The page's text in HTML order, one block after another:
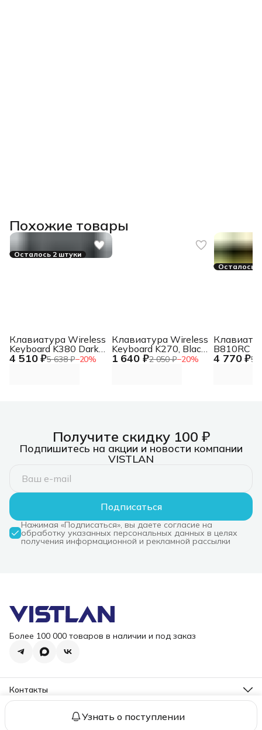
Узнать о поступлении
Похожие товары
Осталось 2 штуки
4 510 ₽5 638 ₽−20%
Клавиатура Wireless
Keyboard K380 Dark
Grey, Bluetooth,
1 640 ₽2 050 ₽−20%
Клавиатура Wireless
Keyboard K270, Black,
CN, Rus/Eng [920-
Осталось
4 770 ₽5
B810RC
Получите скидку 100 ₽
Подпишитесь на акции и новости компании
VISTLAN
Подписаться
Нажимая «Подписаться», вы даете согласие на
обработку указанных персональных данных в целях
получения информационной и рекламной рассылки
Более 100 000 товаров в наличии и под заказ
Контакты
Режим работы
2006 – 2026 ООО "ВИСТЛАН". Все права защищены.